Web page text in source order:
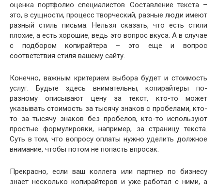
оценка портфолио специалистов. Составление текста –
это, в сущности, процесс творческий, разные люди имеют
разный стиль письма. Нельзя сказать, что есть стили
плохие, а есть хорошие, ведь это вопрос вкуса. А в случае
с подбором копирайтера – это еще и вопрос
соответствия стиля вашему сайту.
Конечно, важным критерием выбора будет и стоимость
услуг. Будьте здесь внимательны, копирайтеры по-
разному описывают цену за текст, кто-то может
указывать стоимость за тысячу знаков с пробелами, кто-
то за тысячу знаков без пробелов, кто-то используют
простые формулировки, например, за страницу текста.
Суть в том, что вопросу оплаты нужно уделить должное
внимание, чтобы потом не попасть впросак.
Прекрасно, если ваш коллега или партнер по бизнесу
знает несколько копирайтеров и уже работал с ними, а